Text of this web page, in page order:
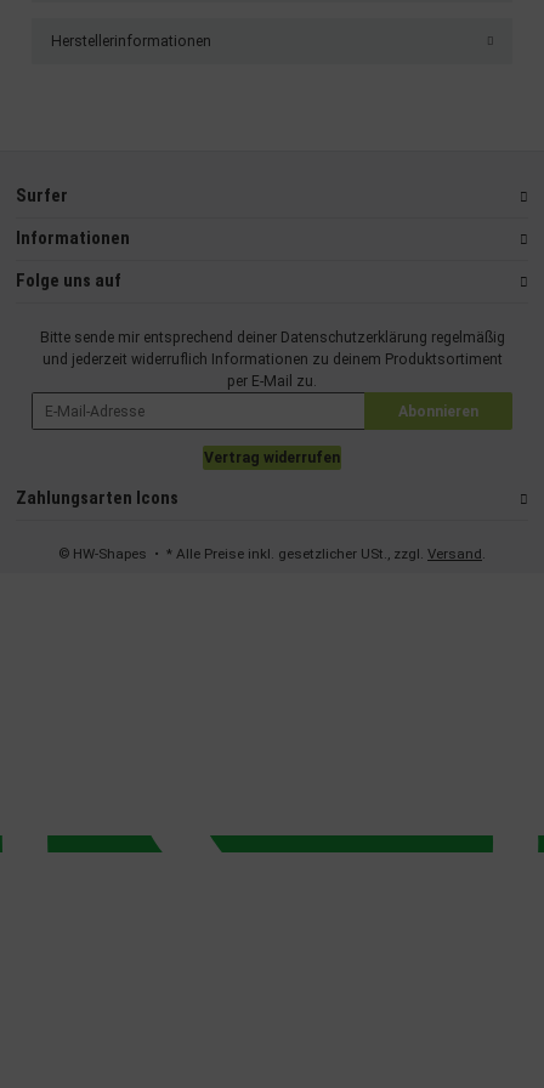
Herstellerinformationen
Surfer
Informationen
Folge uns auf
Bitte sende mir entsprechend deiner Datenschutzerklärung regelmäßig
und jederzeit widerruflich Informationen zu deinem Produktsortiment
per E-Mail zu.
Abonnieren
Vertrag widerrufen
Zahlungsarten Icons
© HW-Shapes • * Alle Preise inkl. gesetzlicher USt., zzgl. Versand.